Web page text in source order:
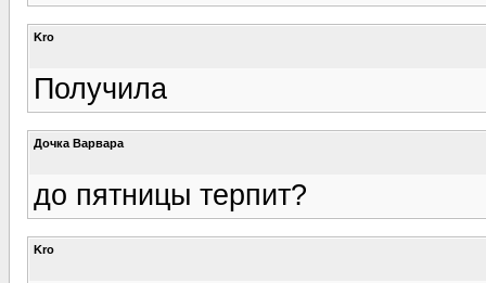
Kro
Получила
Дочка Варвара
до пятницы терпит?
Kro